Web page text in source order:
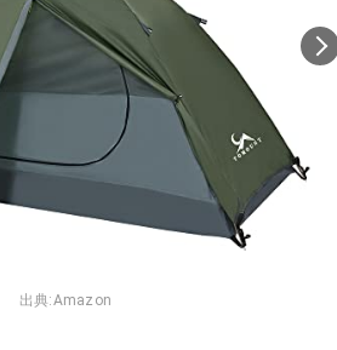
出典:Amazon